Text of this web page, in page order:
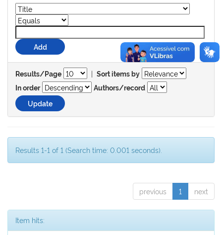
Results/Page | Sort items by
In order
Authors/record
Results 1-1 of 1 (Search time: 0.001 seconds).
previous 1 next
Item hits: